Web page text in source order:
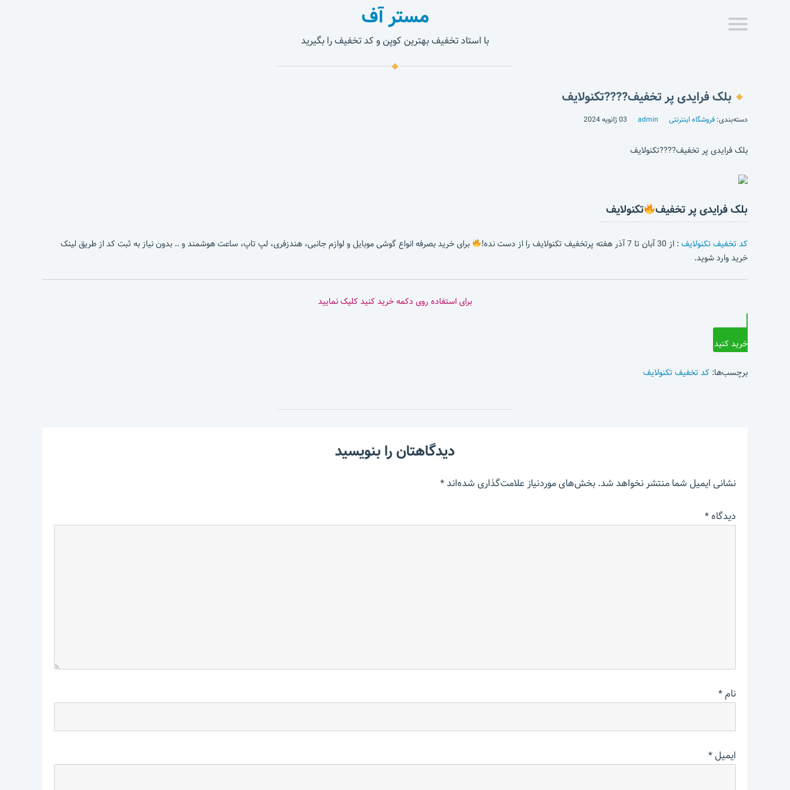
مستر آف
با استاد تخفیف بهترین کوپن و کد تخفیف را بگیرید
بلک فرایدی پر تخفیف????تکنولایف
دسته‌بندی: فروشگاه اینترنتی admin 03 ژانویه 2024
بلک فرایدی پر تخفیف????تکنولایف
بلک فرایدی پر تخفیف تکنولایف
کد تخفیف تکنولایف: از 30 آبان تا 7 آذر هفته پرتخفیف تکنولایف را از دست نده!
برای خرید بصرفه انواع گوشی موبایل و لوازم جانبی، هندزفری، لپ تاپ، ساعت هوشمند و .. بدون نیاز به ثبت کد از طریق لینک
خرید وارد شوید.
برای استفاده روی دکمه خرید کنید کلیک نمایید
خرید کنید
برچسب‌ها: کد تخفیف تکنولایف
دیدگاهتان را بنویسید
نشانی ایمیل شما منتشر نخواهد شد.بخش‌های موردنیاز علامت‌گذاری شده‌اند*
دیدگاه*
نام*
ایمیل*